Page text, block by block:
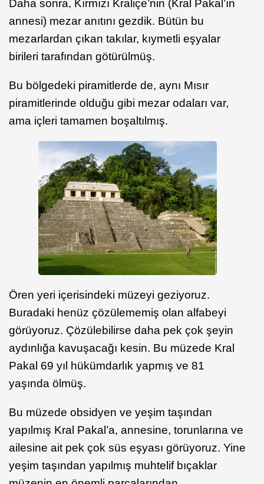
Daha sonra, Kırmızı Kraliçe’nin (Kral Pakal’ın
annesi) mezar anıtını gezdik. Bütün bu
mezarlardan çıkan takılar, kıymetli eşyalar
birileri tarafından götürülmüş.
Bu bölgedeki piramitlerde de, aynı Mısır
piramitlerinde olduğu gibi mezar odaları var,
ama içleri tamamen boşaltılmış.
Ören yeri içerisindeki müzeyi geziyoruz.
Buradaki henüz çözülememiş olan alfabeyi
görüyoruz. Çözülebilirse daha pek çok şeyin
aydınlığa kavuşacağı kesin. Bu müzede Kral
Pakal 69 yıl hükümdarlık yapmış ve 81
yaşında ölmüş.
Bu müzede obsidyen ve yeşim taşından
yapılmış Kral Pakal’a, annesine, torunlarına ve
ailesine ait pek çok süs eşyası görüyoruz. Yine
yeşim taşından yapılmış muhtelif bıçaklar